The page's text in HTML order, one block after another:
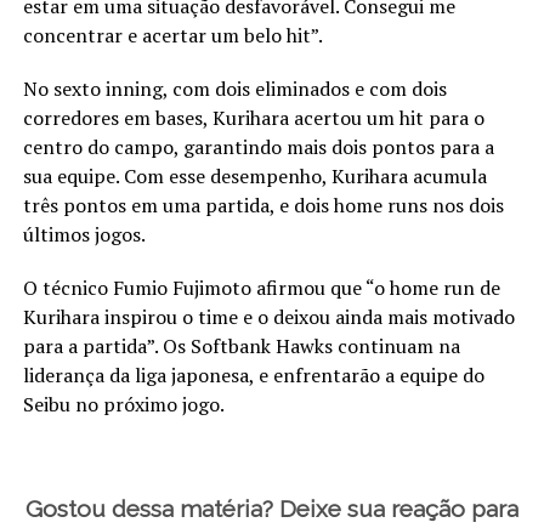
estar em uma situação desfavorável. Consegui me
concentrar e acertar um belo hit”.
No sexto inning, com dois eliminados e com dois
corredores em bases, Kurihara acertou um hit para o
centro do campo, garantindo mais dois pontos para a
sua equipe. Com esse desempenho, Kurihara acumula
três pontos em uma partida, e dois home runs nos dois
últimos jogos.
O técnico Fumio Fujimoto afirmou que “o home run de
Kurihara inspirou o time e o deixou ainda mais motivado
para a partida”. Os Softbank Hawks continuam na
liderança da liga japonesa, e enfrentarão a equipe do
Seibu no próximo jogo.
Gostou dessa matéria? Deixe sua reação para